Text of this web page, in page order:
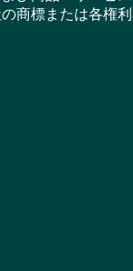
商標または各権